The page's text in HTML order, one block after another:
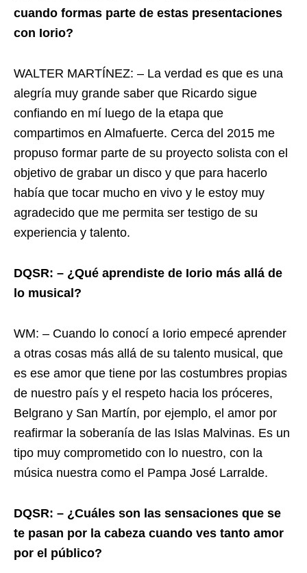
cuando formas parte de estas presentaciones
con Iorio?
WALTER MARTÍNEZ: – La verdad es que es una
alegría muy grande saber que Ricardo sigue
confiando en mí luego de la etapa que
compartimos en Almafuerte. Cerca del 2015 me
propuso formar parte de su proyecto solista con el
objetivo de grabar un disco y que para hacerlo
había que tocar mucho en vivo y le estoy muy
agradecido que me permita ser testigo de su
experiencia y talento.
DQSR: – ¿Qué aprendiste de Iorio más allá de
lo musical?
WM: – Cuando lo conocí a Iorio empecé aprender
a otras cosas más allá de su talento musical, que
es ese amor que tiene por las costumbres propias
de nuestro país y el respeto hacia los próceres,
Belgrano y San Martín, por ejemplo, el amor por
reafirmar la soberanía de las Islas Malvinas. Es un
tipo muy comprometido con lo nuestro, con la
música nuestra como el Pampa José Larralde.
DQSR: – ¿Cuáles son las sensaciones que se
te pasan por la cabeza cuando ves tanto amor
por el público?